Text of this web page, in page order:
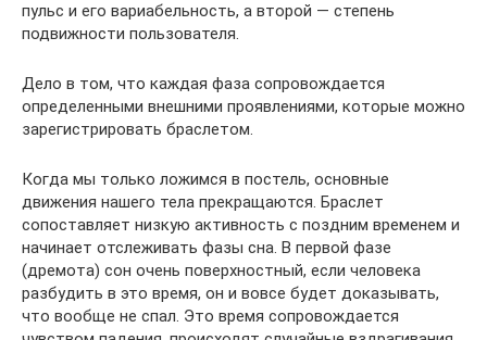
пульс и его вариабельность, а второй — степень
подвижности пользователя.
Дело в том, что каждая фаза сопровождается
определенными внешними проявлениями, которые можно
зарегистрировать браслетом.
Когда мы только ложимся в постель, основные
движения нашего тела прекращаются. Браслет
сопоставляет низкую активность с поздним временем и
начинает отслеживать фазы сна. В первой фазе
(дремота) сон очень поверхностный, если человека
разбудить в это время, он и вовсе будет доказывать,
что вообще не спал. Это время сопровождается